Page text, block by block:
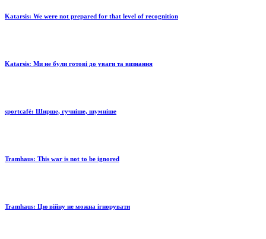
Katarsis: We were not prepared for that level of recognition
Katarsis: Ми не були готові до уваги та визнання
sportcafé: Ширше, гучніше, шумніше
Tramhaus: Тhis war is not to be ignored
Tramhaus: Цю війну не можна ігнорувати